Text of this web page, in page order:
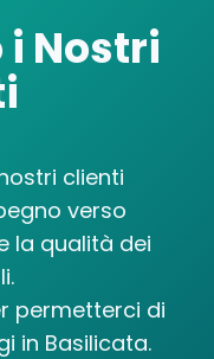
i Nostri
clienti
verso
la qualità dei
permetterci di
in Basilicata.